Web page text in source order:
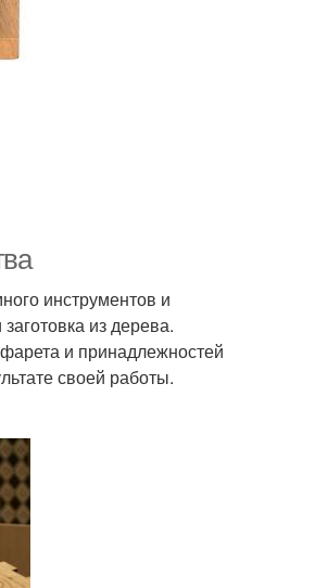
инструментов и
из дерева.
и принадлежностей
своей работы.